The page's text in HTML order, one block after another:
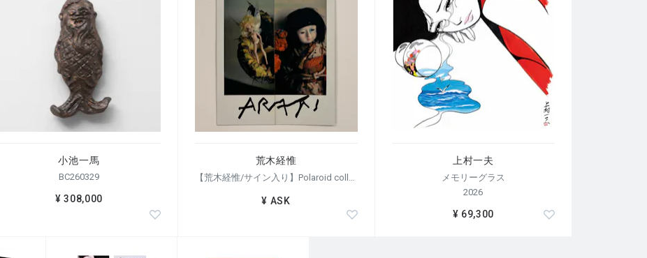
小池一馬
BC260329
¥ 308,000
荒木経惟
¥ ASK
上村一夫
メモリーグラス
2026
¥ 69,300